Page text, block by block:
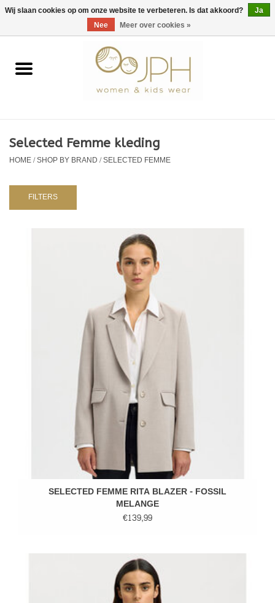
EUR/GBP/USD 0 Artikelen - €0,00
Home
Kids
Selected Femme kleding
HOME/SHOP BY BRAND/SELECTED FEMME
FILTERS
SELECTED FEMME RITA BLAZER - FOSSIL
MELANGE
€139,99
Wij slaan cookies op om onze website te verbeteren. Is dat akkoord?
Ja
Nee
Meer over cookies »